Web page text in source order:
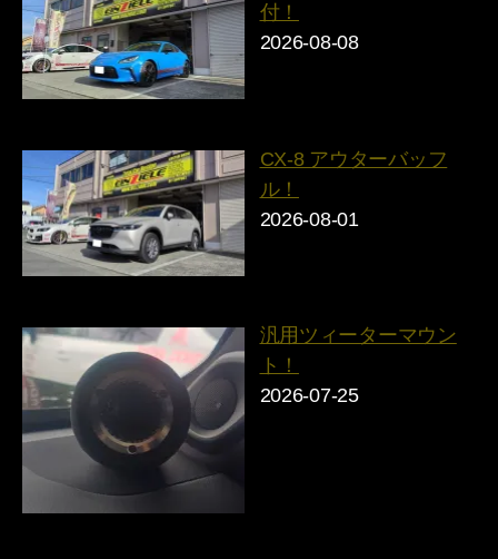
付！
2026-08-08
CX-8 アウターバッフ
ル！
2026-08-01
汎用ツィーターマウン
ト！
2026-07-25